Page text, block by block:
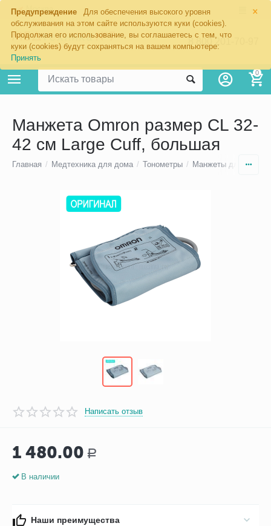
×
Предупреждение
Для обеспечения высокого уровня
обслуживания на этом сайте используются куки (cookies).
Продолжая его использование, вы соглашаетесь с тем, что
куки (cookies) будут сохраняться на вашем компьютере:
Принять
Москва
8 800 201-70-97
0
Манжета Omron размер CL 32-
42 см Large Cuff, большая
Главная / Медтехника для дома / Тонометры / Манжеты для
Написать отзыв
1 480.00 Р
В наличии
Наши преимущества